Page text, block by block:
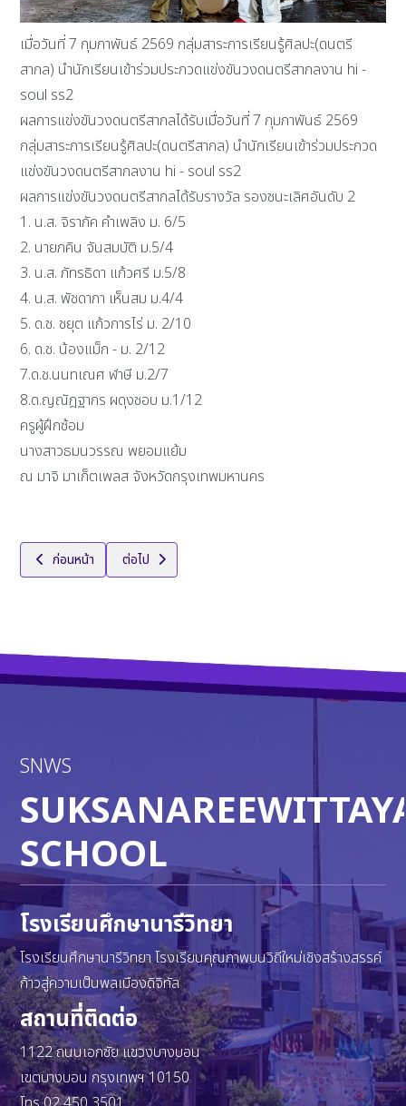
เมื่อวันที่ 7 กุมภาพันธ์ 2569 กลุ่มสาระการเรียนรู้ศิลปะ(ดนตรี
สากล) นำนักเรียนเข้าร่วมประกวดแข่งขันวงดนตรีสากลงาน hi -
soul ss2
ผลการแข่งขันวงดนตรีสากลได้รับเมื่อวันที่ 7 กุมภาพันธ์ 2569
กลุ่มสาระการเรียนรู้ศิลปะ(ดนตรีสากล) นำนักเรียนเข้าร่วมประกวด
แข่งขันวงดนตรีสากลงาน hi - soul ss2
ผลการแข่งขันวงดนตรีสากลได้รับรางวัล รองชนะเลิศอันดับ 2
1. น.ส. จิราภัค คำเพลิง ม. 6/5
2. นายภคิน จันสมบัติ ม.5/4
3. น.ส. ภัทรธิดา แก้วศรี ม.5/8
4. น.ส. พัชดาภา เห็นสม ม.4/4
5. ด.ช. ชยุต แก้วการไร่ ม. 2/10
6. ด.ช. น้องแม็ก - ม. 2/12
7.ด.ช.นนทเณศ ฬาษี ม.2/7
8.ด.ญณัฎฐากร ผดุงชอบ ม.1/12
ครูผู้ฝึกซ้อม
นางสาวธมนวรรณ พยอมแย้ม
ณ มาจิ มาเก็ตเพลส จังหวัดกรุงเทพมหานคร
เนื้อหาก่อนหน้า: ศ.ว.คว้าแชมป์กีฬาฟุตซอล สพม.กท 1 i-max Sport u 15
ก่อนหน้า เนื้อหาถัดไป: รางวัลรองชนะเลิศอันดับที่ 1 ฟุตซอลหญิง
ต่อไป
SNWS
SCHOOL
โรงเรียนศึกษานารีวิทยา
โรงเรียนศึกษานารีวิทยา โรงเรียนคุณภาพบนวิถีใหม่เชิงสร้างสรรค์
ก้าวสู่ความเป็นพลเมืองดิจิทัล
สถานที่ติดต่อ
1122 ถนนเอกชัย แขวงบางบอน
เขตบางบอน กรุงเทพฯ 10150